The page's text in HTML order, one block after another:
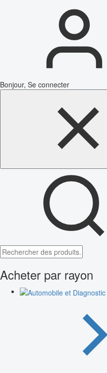
Bonjour, Se connecter
Acheter par rayon